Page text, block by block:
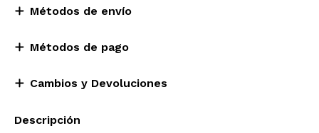
Métodos de envío
Métodos de pago
Cambios y Devoluciones
Descripción